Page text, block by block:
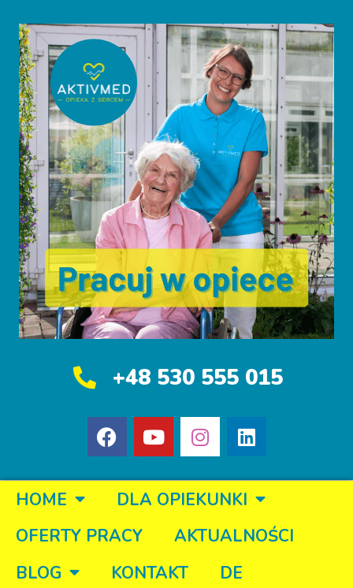
+48 530 555 015
HOME
DLA OPIEKUNKI
OFERTY PRACY
AKTUALNOŚCI
BLOG
KONTAKT DE